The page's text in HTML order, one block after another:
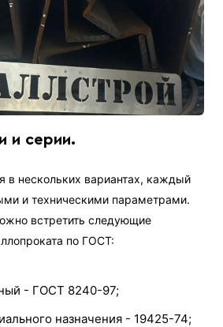
и серии.
в нескольких вариантах, каждый
и техническими параметрами.
встретить следующие
по ГОСТ:
- ГОСТ 8240-97;
назначения - 19425-74;